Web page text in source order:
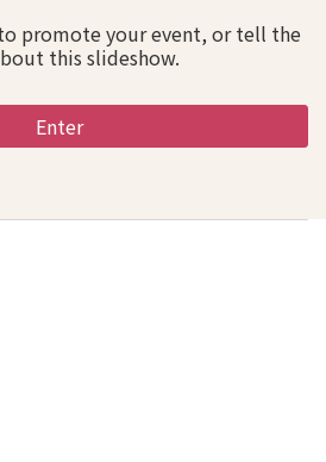
promote your event, or tell the
this slideshow.
Enter